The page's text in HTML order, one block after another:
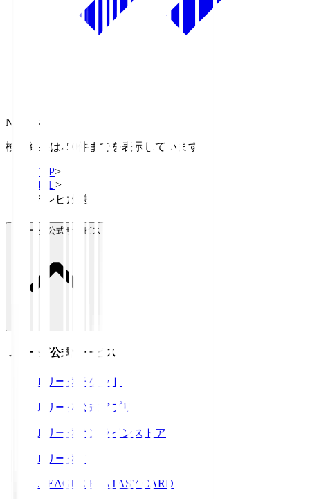
NHK BS
検索結果は250件までを表示しています
TOP>
Ｊ１ >
テレビ放送
Ｊリーグ公式サービス
Ｊリーグ公式サービス
Ｊリーグチケット
Ｊリーグ公式アプリ
Ｊリーグオンラインストア
ＪリーグID
J.LEAGUE FANTASY CARD